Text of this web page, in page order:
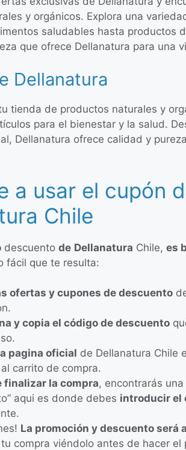
y orgánicos. Explora una
saludables hasta productos
que ofrece Dellanatura para una
Dellanatura
tienda de productos naturales y
para el bienestar y la salud.
Dellanatura ofrece calidad y
a usar el cupón
Chile
descuento de Dellanatura Chile, es
fácil que te resulta:
ofertas y cupones de descuento
y copia el código de descuento
pagina oficial de Dellanatura Chile
carrito de compra.
finalizar la compra, encontrarás
aqui es donde debes introducir el
La promoción y descuento será
compra viéndolo antes de hacer el